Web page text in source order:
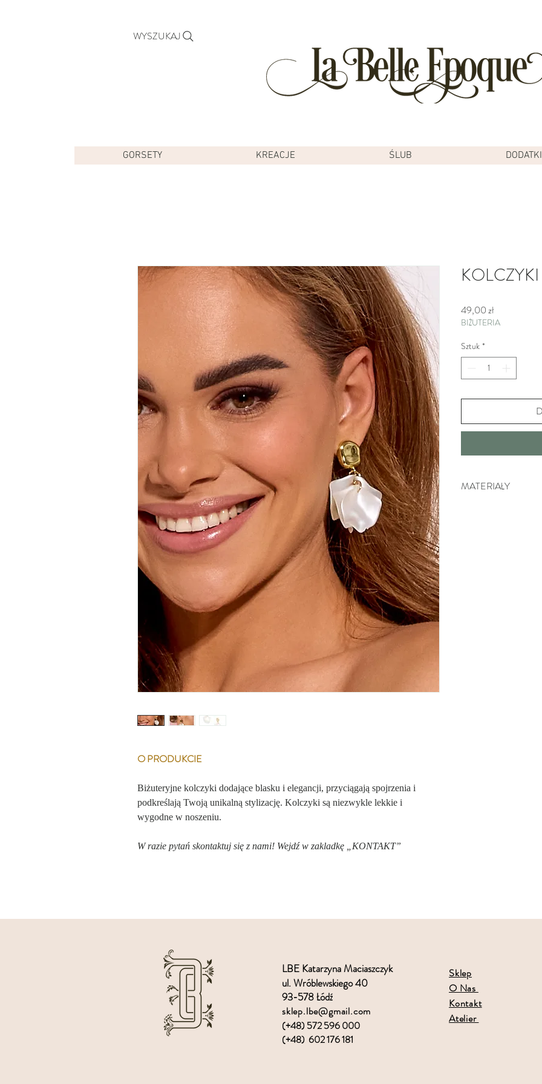
WYSZUKAJ
GORSETY KREACJE ŚLUB DODATKI
O PRODUKCIE
Biżuteryjne kolczyki dodające blasku i elegancji, przyciągają spojrzenia i
podkreślają Twoją unikalną stylizację. Kolczyki są niezwykle lekkie i
wygodne w noszeniu.
W razie pytań skontaktuj się z nami! Wejdź w zakladkę „KONTAKT”
49,00 złCena
BIŻUTERIA
Sztuk *
MATERIAŁY
LBE Katarzyna Maciaszczyk
ul. Wróblewskiego 40
93-578 Łódź
sklep.lbe@gmail.com
(+48) 572 596 000
(+48) 602 176 181
Sklep
O Nas
Kontakt
Atelier